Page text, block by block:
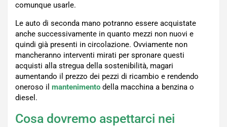
comunque usarle.
Le auto di seconda mano potranno essere acquistate
anche successivamente in quanto mezzi non nuovi e
quindi già presenti in circolazione. Ovviamente non
mancheranno interventi mirati per spronare questi
acquisti alla stregua della sostenibilità, magari
aumentando il prezzo dei pezzi di ricambio e rendendo
oneroso il mantenimento della macchina a benzina o
diesel.
Cosa dovremo aspettarci nei